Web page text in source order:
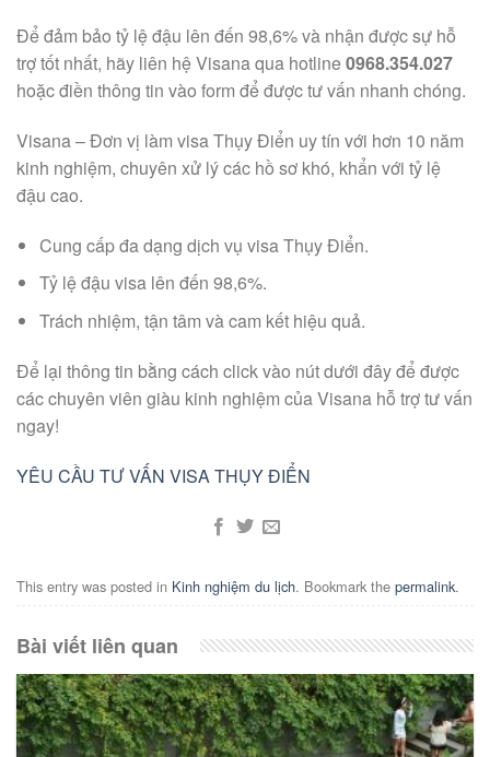
Để đảm bảo tỷ lệ đậu lên đến 98,6% và nhận được sự hỗ
trợ tốt nhất, hãy liên hệ Visana qua hotline0968.354.027
hoặc điền thông tin vào form để được tư vấn nhanh chóng.
Visana – Đơn vị làm visa Thụy Điển uy tín với hơn 10 năm
kinh nghiệm, chuyên xử lý các hồ sơ khó, khẩn với tỷ lệ
đậu cao.
Cung cấp đa dạng dịch vụ visa Thụy Điển.
Tỷ lệ đậu visa lên đến 98,6%.
Trách nhiệm, tận tâm và cam kết hiệu quả.
Để lại thông tin bằng cách click vào nút dưới đây để được
các chuyên viên giàu kinh nghiệm của Visana hỗ trợ tư vấn
ngay!
YÊU CẦU TƯ VẤN VISA THỤY ĐIỂN
This entry was posted in Kinh nghiệm du lịch. Bookmark the permalink.
Bài viết liên quan